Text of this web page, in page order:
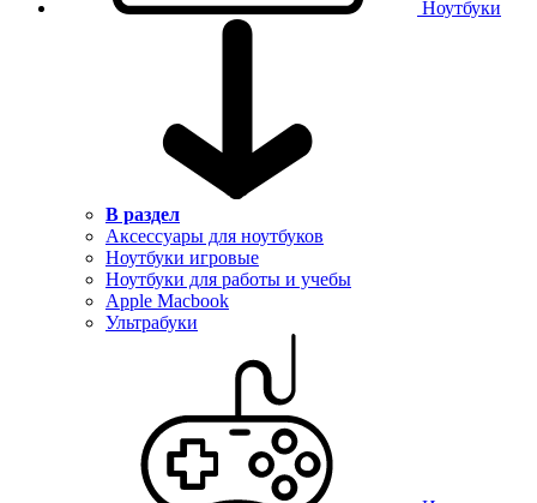
Ноутбуки
В раздел
Аксессуары для ноутбуков
Ноутбуки игровые
Ноутбуки для работы и учебы
Apple Macbook
Ультрабуки